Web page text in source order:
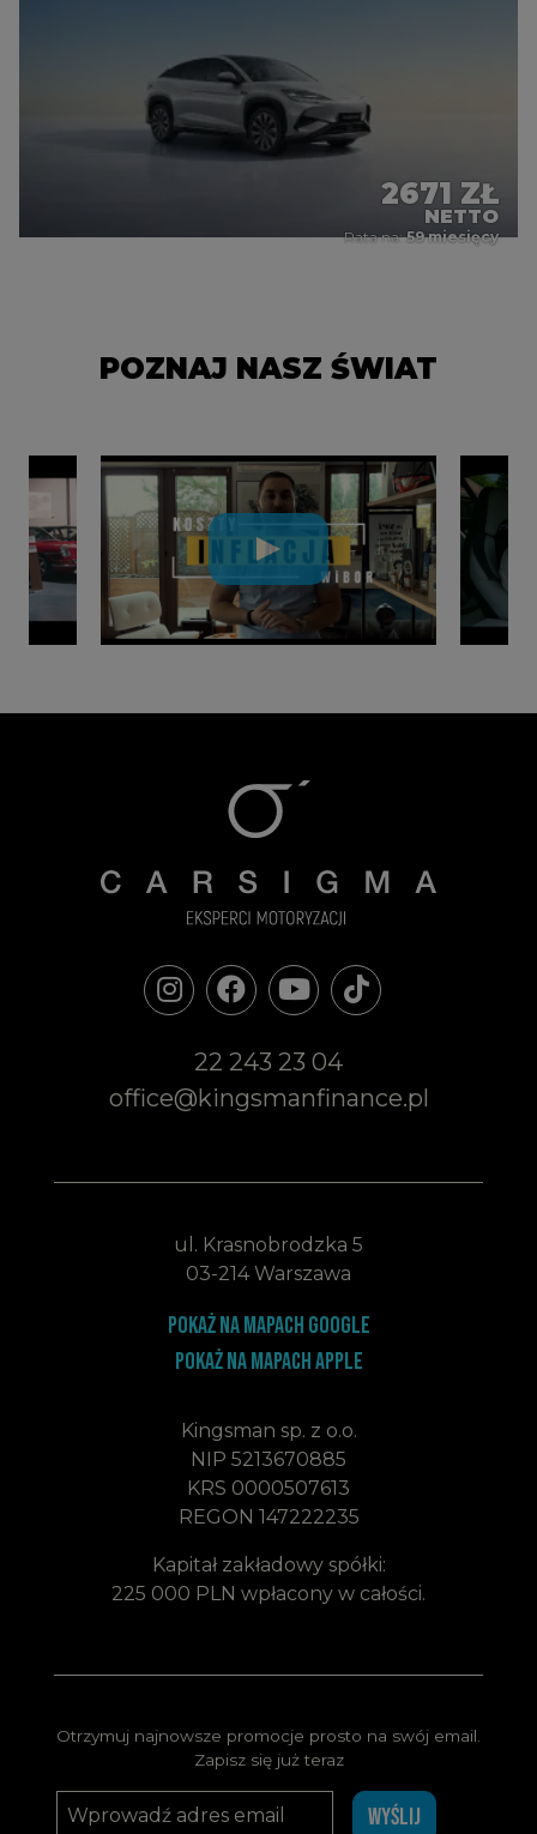
2622 ZŁ
NETTO
Rata na:59 miesięcy
POZNAJ NASZ ŚWIAT
22 243 23 04
office@kingsmanfinance.pl
ul. Krasnobrodzka 5
03-214 Warszawa
Pokaż na mapach google
Pokaż na mapach apple
Kingsman sp. z o.o.
NIP 5213670885
KRS 0000507613
REGON 147222235
Kapitał zakładowy spółki:
225 000 PLN wpłacony w całości.
Otrzymuj najnowsze promocje prosto na swój email.
Zapisz się już teraz
WYŚLIJ